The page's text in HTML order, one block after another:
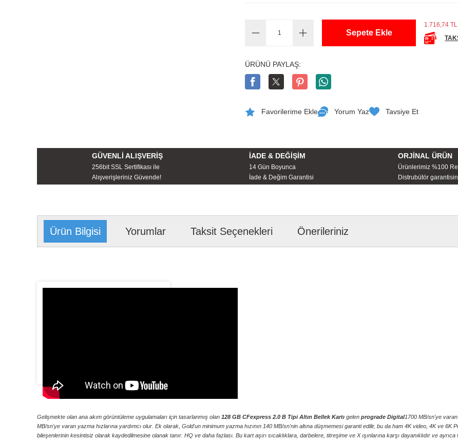
Sepete Ekle
1.716,74
ÜRÜNÜ PAYLAŞ:
Yorum Yaz Tavsiye Et
GÜVENLİ ALIŞVERİŞ
256bit SSL Sertifikası ile
Alışverişleriniz Güvende!
İADE & DEĞİŞİM
14 Gün Boyunca
İade & Değim Garantisi
ORJİNAL ÜRÜN
Ürünlerimiz %100
Distrubütör
Ürün Bilgisi Yorumlar Taksit Seçenekleri Önerileriniz
Gelişmekte olan ana akım görüntüleme uygulamaları için tasarlanmış olan 128 GB CFexpress 2.0 B Tipi Altın Bellek Kartı gelen prograde Digital1700 MB/sn'ye varan
MB/sn'ye varan yazma hızlarına yardımcı olur. Ek olarak, Gold'un minimum yazma hızının 140 MB/sn'nin altına düşmemesi garanti edilir, bu da ham 4K video, 4K ve
bileşenlerinin kesintisiz olarak kaydedilmesine olanak tanır. HQ ve daha fazlası. Bu kart aşırı sıcaklıklara, darbelere, titreşime ve X ışınlarına karşı dayanıklıdır ve